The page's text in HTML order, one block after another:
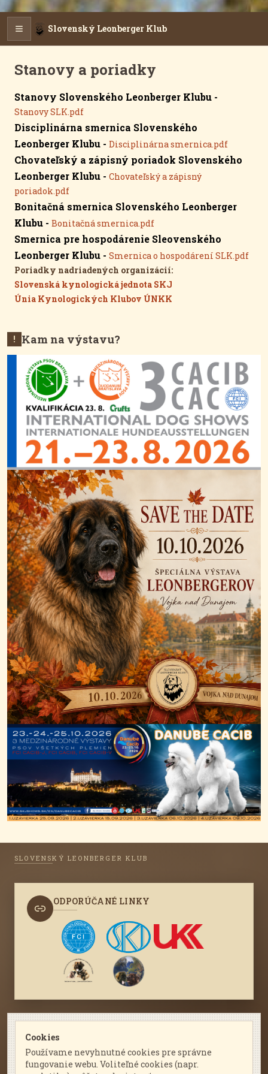
Cookies
Používame nevyhnutné cookies pre správne
fungovanie webu. Voliteľné cookies (napr.
Slovenský Leonberger Klub
Stanovy a poriadky
Stanovy Slovenského Leonberger Klubu -
Stanovy SLK.pdf
Disciplinárna smernica Slovenského
Leonberger Klubu - Disciplinárna smernica.pdf
Chovateľský a zápisný poriadok Slovenského
Leonberger Klubu - Chovateľský a zápisný
poriadok.pdf
Bonitačná smernica Slovenského Leonberger
Klubu - Bonitačná smernica.pdf
Smernica pre hospodárenie Sleovenského
Leonberger Klubu - Smernica o hospodárení SLK.pdf
Poriadky nadriadených organizácií:
Slovenská kynologická jednota SKJ
Únia Kynologických Klubov ÚNKK
! Kam na výstavu?
SLOVENSKÝ LEONBERGER KLUB
ODPORÚČANÉ LINKY
leonberger@leonberger.sk
nájdete nás na Facebooku